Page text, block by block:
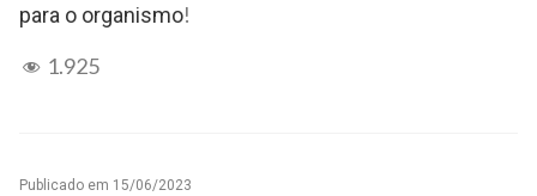
para o organismo!
1.925
Publicado em 15/06/2023